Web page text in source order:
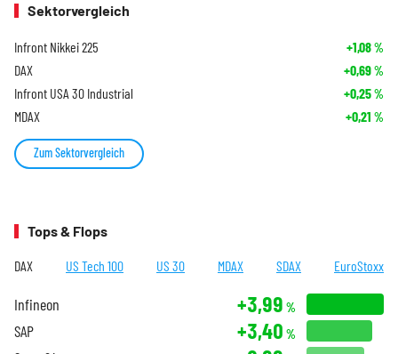
Sektorvergleich
Infront Nikkei 225 +1,08%
DAX +0,69%
Infront USA 30 Industrial +0,25%
MDAX +0,21 %
Zum Sektorvergleich
Tops & Flops
DAX US Tech 100 US 30 MDAX SDAX EuroStoxx
Infineon +3,99 %
SAP +3,40 %